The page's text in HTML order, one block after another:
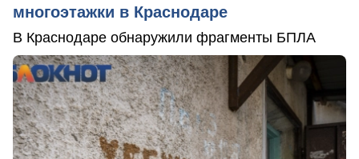
многоэтажки в Краснодаре
В Краснодаре обнаружили фрагменты БПЛА